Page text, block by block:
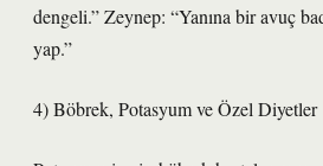
dengeli.” Zeynep: “Yanına bir avuç
yap.”
4) Böbrek, Potasyum ve Özel Diyetler